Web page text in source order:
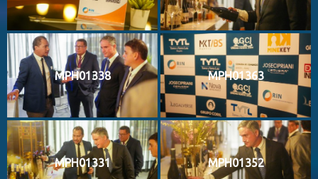
MPH01338 MPH01363
MPH01331 MPH01352